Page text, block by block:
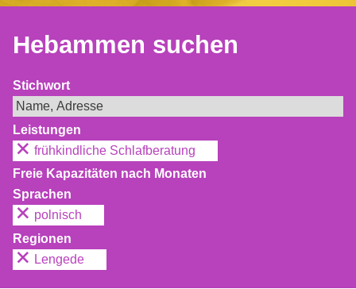
Hebammen suchen
Stichwort
Leistungen
frühkindliche Schlafberatung
Freie Kapazitäten nach Monaten
Sprachen
polnisch
Regionen
Lengede